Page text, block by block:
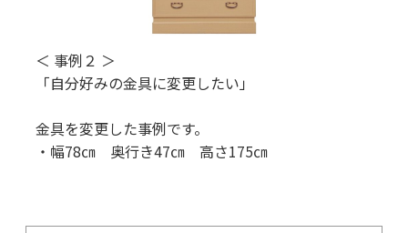
＜ 事例２ ＞
「自分好みの金具に変更したい」
金具を変更した事例です。
・幅78㎝ 奥行き47㎝ 高さ175㎝